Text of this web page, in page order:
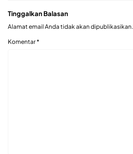
Tinggalkan Balasan
Alamat email Anda tidak akan dipublikasikan.
Komentar*